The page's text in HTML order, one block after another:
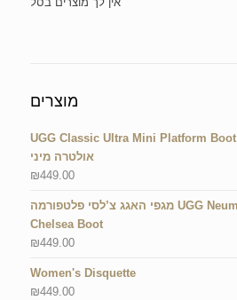
מוצרים
UGG Classic Ultra Mini Platform Boot מגפי האגג
אולטרה מיני
₪449.00
מגפי האגג צ’לסי פלטפורמה UGG Neumel Platform
Chelsea Boot
₪449.00
Women's Disquette
₪449.00